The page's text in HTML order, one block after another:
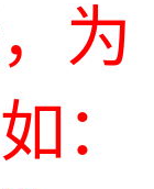
为
：